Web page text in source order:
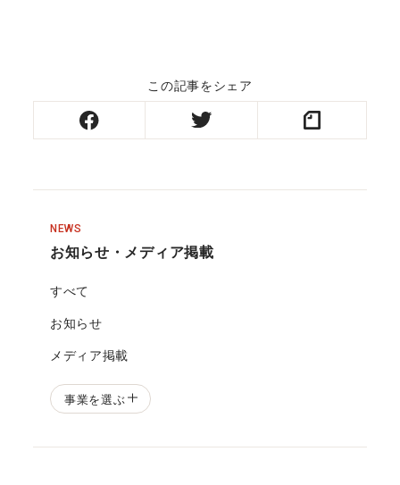
この記事をシェア
NEWS
お知らせ・メディア掲載
すべて
お知らせ
メディア掲載
事業を選ぶ